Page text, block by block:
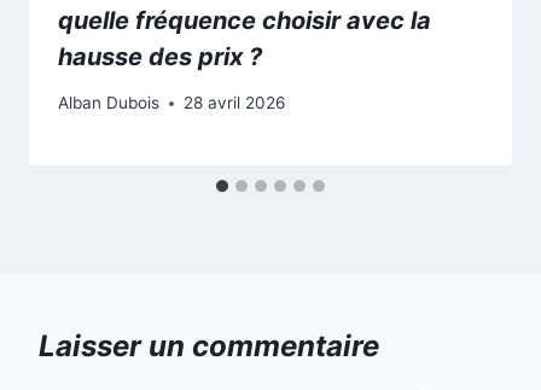
quelle fréquence choisir avec la
hausse des prix ?
Alban Dubois 28 avril 2026
Laisser un commentaire